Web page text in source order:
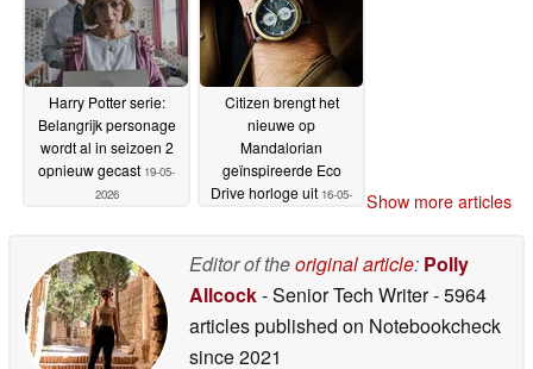
Harry Potter serie:
Belangrijk personage
wordt al in seizoen 2
opnieuw gecast 19-05-
2026
Citizen brengt het
nieuwe op
Mandalorian
geïnspireerde Eco
Drive horloge uit 16-05-
Show more articles
Editor of theoriginal article: Polly
Allcock- Senior Tech Writer- 5964
articles published on Notebookcheck
since 2021